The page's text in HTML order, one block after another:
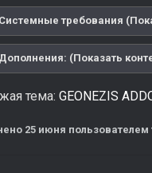
Системные требования
Дополнения: (Показать
тема: GEONEZIS
25 июня пользователем